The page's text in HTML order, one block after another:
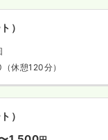
）
（休憩120分）
）